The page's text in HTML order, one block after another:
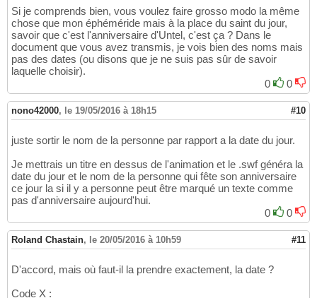
Si je comprends bien, vous voulez faire grosso modo la même
chose que mon éphéméride mais à la place du saint du jour,
savoir que c'est l'anniversaire d'Untel, c'est ça ? Dans le
document que vous avez transmis, je vois bien des noms mais
pas des dates (ou disons que je ne suis pas sûr de savoir
laquelle choisir).
0
0
nono42000, le 19/05/2016 à 18h15 #10
juste sortir le nom de la personne par rapport a la date du jour.
Je mettrais un titre en dessus de l'animation et le .swf généra la
date du jour et le nom de la personne qui fête son anniversaire
ce jour la si il y a personne peut être marqué un texte comme
pas d'anniversaire aujourd'hui.
0
0
Roland Chastain, le 20/05/2016 à 10h59 #11
D'accord, mais où faut-il la prendre exactement, la date ?
Code X :